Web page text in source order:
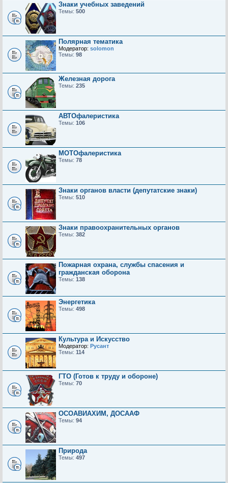
Знаки учебных заведений
Темы: 500
Полярная тематика
Модератор: solomon
Темы: 98
Железная дорога
Темы: 235
АВТОфалеристика
Темы: 106
МОТОфалеристика
Темы: 78
Знаки органов власти (депутатские знаки)
Темы: 510
Знаки правоохранительных органов
Темы: 382
Пожарная охрана, службы спасения и
гражданская оборона
Темы: 138
Энергетика
Темы: 498
Культура и Искусство
Модератор: Русант
Темы: 114
ГТО (Готов к труду и обороне)
Темы: 70
ОСОАВИАХИМ, ДОСААФ
Темы: 94
Природа
Темы: 497